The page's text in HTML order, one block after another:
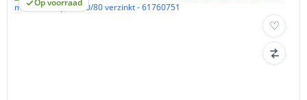
Op voorraad